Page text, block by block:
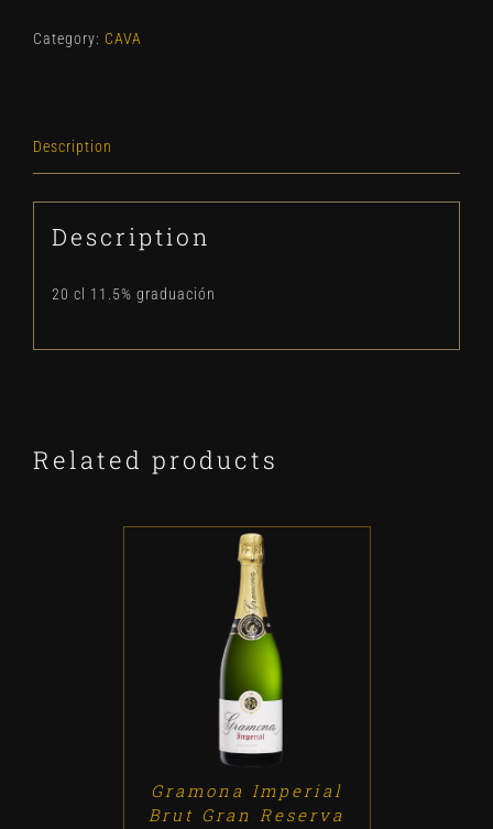
Category: CAVA
Description
Description
20 cl 11.5% graduación
Related products
ADD TO CART DETALLES
Gramona Imperial
Brut Gran Reserva